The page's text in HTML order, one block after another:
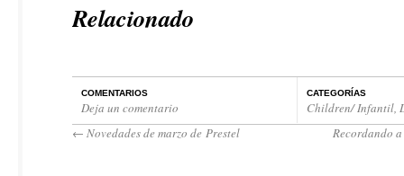
Relacionado
COMENTARIOS
Deja un comentario
CATEGORÍAS
Children/ Infantil,
← Novedades de marzo de Prestel Recordando